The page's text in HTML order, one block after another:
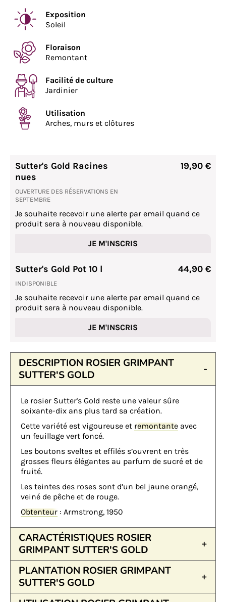
Exposition
Soleil
Floraison
Remontant
Facilité de culture
Jardinier
Utilisation
Arches, murs et clôtures
Sutter's Gold Racines
nues
OUVERTURE DES RÉSERVATIONS EN
SEPTEMBRE
19,90 €
Je souhaite recevoir une alerte par email quand ce
produit sera à nouveau disponible.
JE M'INSCRIS
Sutter's Gold Pot 10 l
INDISPONIBLE
44,90 €
Je souhaite recevoir une alerte par email quand ce
produit sera à nouveau disponible.
JE M'INSCRIS
DESCRIPTION ROSIER GRIMPANT
SUTTER'S GOLD
Le rosier Sutter's Gold reste une valeur sûre
soixante-dix ans plus tard sa création.
Cette variété est vigoureuse et remontante avec
un feuillage vert foncé.
Les boutons sveltes et effilés s’ouvrent en très
grosses fleurs élégantes au parfum de sucré et de
fruité.
Les teintes des roses sont d’un bel jaune orangé,
veiné de pêche et de rouge.
Obtenteur : Armstrong, 1950
CARACTÉRISTIQUES ROSIER
GRIMPANT SUTTER'S GOLD
PLANTATION ROSIER GRIMPANT
SUTTER'S GOLD